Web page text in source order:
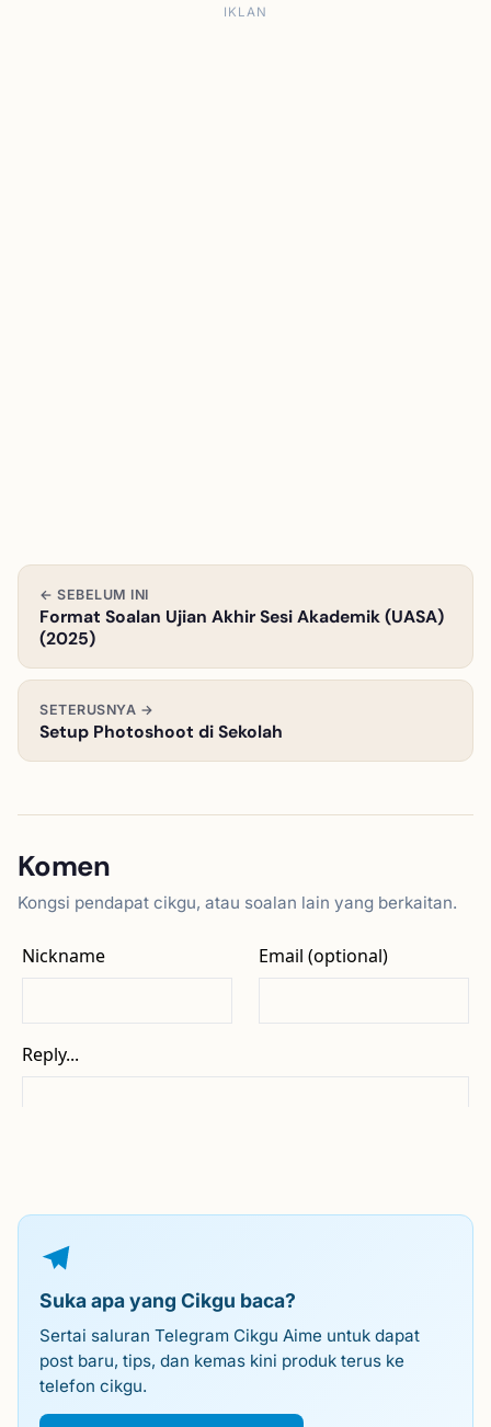
IKLAN
← SEBELUM INI
Format Soalan Ujian Akhir Sesi Akademik (UASA)
(2025)
SETERUSNYA →
Setup Photoshoot di Sekolah
Komen
Kongsi pendapat cikgu, atau soalan lain yang berkaitan.
Suka apa yang Cikgu baca?
Sertai saluran Telegram Cikgu Aime untuk dapat
post baru, tips, dan kemas kini produk terus ke
telefon cikgu.